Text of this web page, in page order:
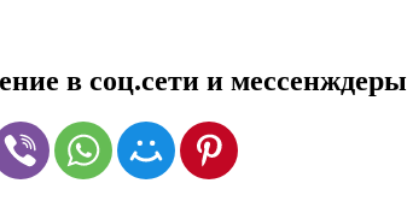
в соц.сети и мессенждеры